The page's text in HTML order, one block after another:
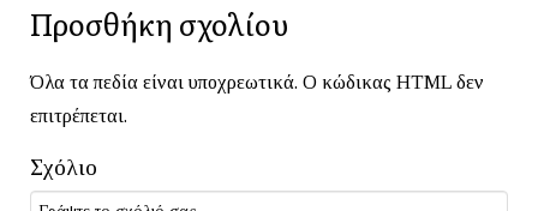
Προσθήκη σχολίου
Όλα τα πεδία είναι υποχρεωτικά. Ο κώδικας HTML δεν
επιτρέπεται.
Σχόλιο